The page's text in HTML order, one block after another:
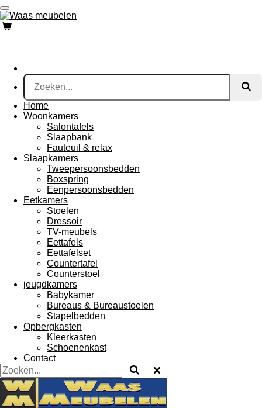
Ga
direct
naar
Home
Woonkamers
Salontafels
Slaapbank
Fauteuil & relax
Slaapkamers
Tweepersoonsbedden
Boxspring
Eenpersoonsbedden
Eetkamers
Stoelen
Dressoir
TV-meubels
Eettafels
Eettafelset
Countertafel
Counterstoel
jeugdkamers
Babykamer
Bureaus & Bureaustoelen
Stapelbedden
Opbergkasten
Kleerkasten
Schoenenkast
Contact